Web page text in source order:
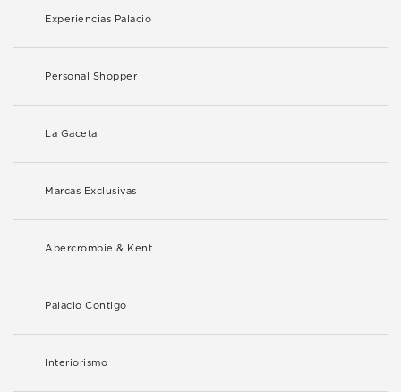
Experiencias Palacio
Personal Shopper
La Gaceta
Marcas Exclusivas
Abercrombie & Kent
Palacio Contigo
Interiorismo